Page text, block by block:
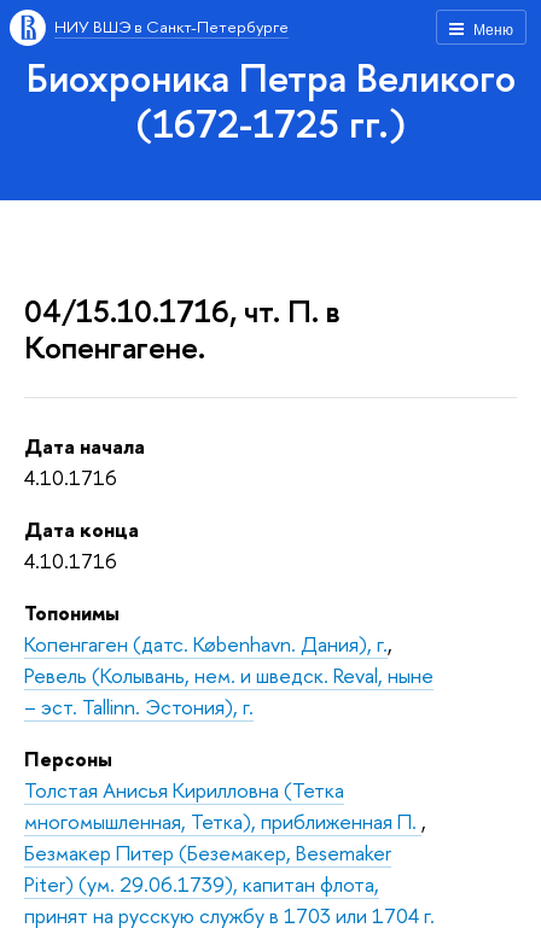
Меню
НИУ ВШЭ в Санкт-Петербурге
Биохроника Петра Великого
(1672-1725 гг.)
04/15.10.1716, чт. П. в
Копенгагене.
Дата начала
4.10.1716
Дата конца
4.10.1716
Топонимы
Копенгаген (датс. København. Дания), г.,
Ревель (Колывань, нем. и шведск. Reval, ныне
– эст. Tallinn. Эстония), г.
Персоны
Толстая Анисья Кирилловна (Тетка
многомышленная, Тетка), приближенная П. ,
Безмакер Питер (Беземакер, Besemaker
Piter) (ум. 29.06.1739), капитан флота,
принят на русскую службу в 1703 или 1704 г.